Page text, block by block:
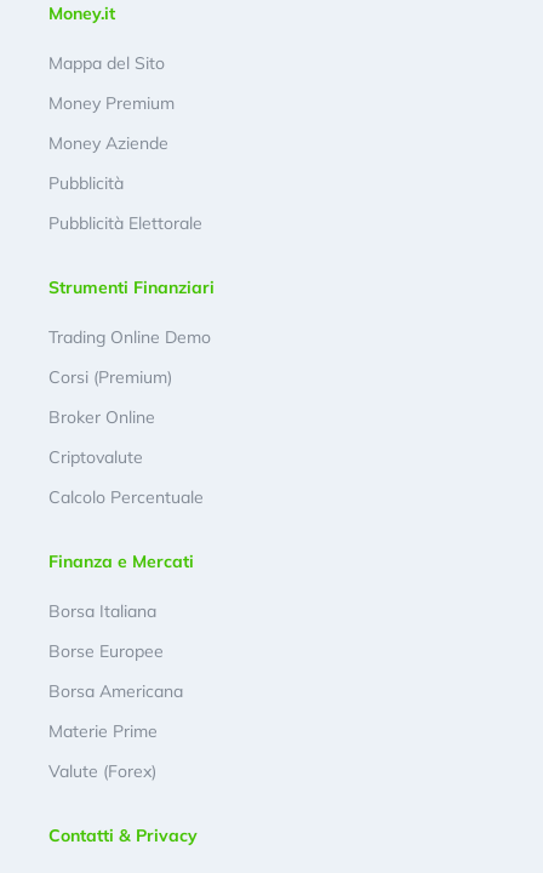
Money.it
Mappa del Sito
Money Premium
Money Aziende
Pubblicità
Pubblicità Elettorale
Strumenti Finanziari
Trading Online Demo
Corsi (Premium)
Broker Online
Criptovalute
Calcolo Percentuale
Finanza e Mercati
Borsa Italiana
Borse Europee
Borsa Americana
Materie Prime
Valute (Forex)
Contatti & Privacy